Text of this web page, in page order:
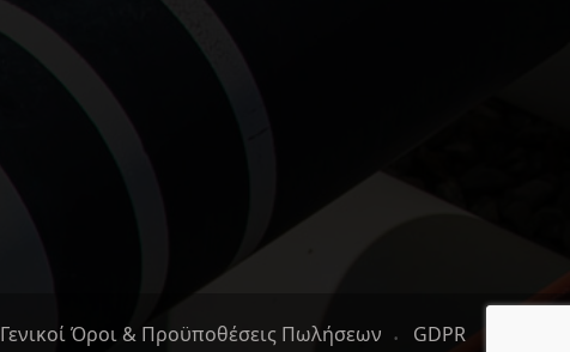
Γενικοί Όροι & Προϋποθέσεις Πωλήσεων GDPR